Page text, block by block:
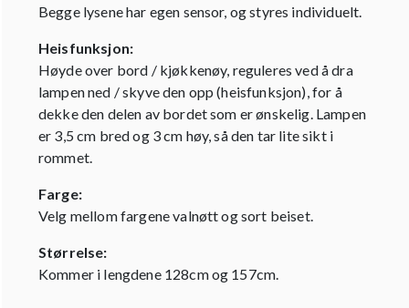
Begge lysene har egen sensor, og styres individuelt.
Heisfunksjon:
Høyde over bord / kjøkkenøy, reguleres ved å dra
lampen ned / skyve den opp (heisfunksjon), for å
dekke den delen av bordet som er ønskelig. Lampen
er 3,5 cm bred og 3 cm høy, så den tar lite sikt i
rommet.
Farge:
Velg mellom fargene valnøtt og sort beiset.
Størrelse:
Kommer i lengdene 128cm og 157cm.